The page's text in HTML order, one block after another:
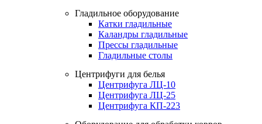
Гладильное оборудование
Катки гладильные
Каландры гладильные
Прессы гладильные
Гладильные столы
Центрифуги для белья
Центрифуга ЛЦ-10
Центрифуга ЛЦ-25
Центрифуга КП-223